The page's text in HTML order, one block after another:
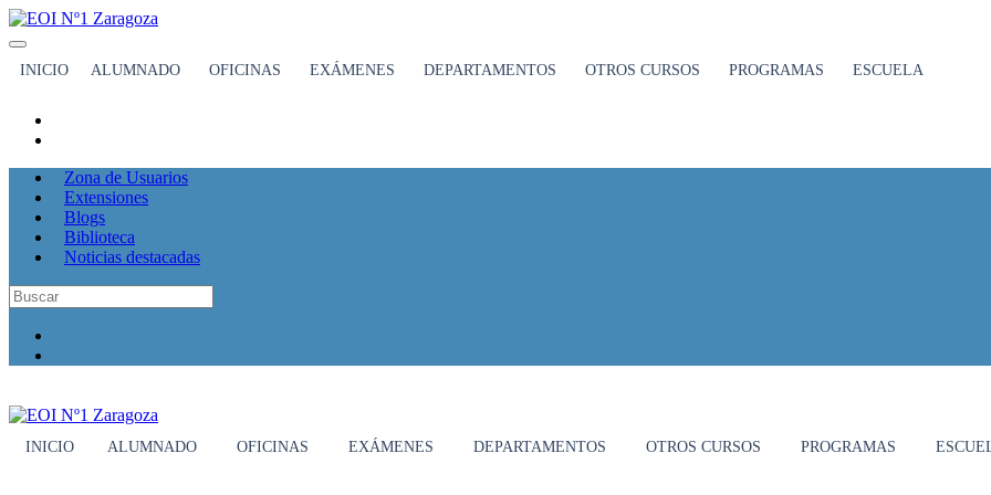
INICIO ALUMNADO OFICINAS EXÁMENES DEPARTAMENTOS OTROS CURSOS PROGRAMAS ESCUELA
Zona de Usuarios
Extensiones
Blogs
Biblioteca
Noticias destacadas
INICIO ALUMNADO OFICINAS EXÁMENES DEPARTAMENTOS OTROS CURSOS PROGRAMAS